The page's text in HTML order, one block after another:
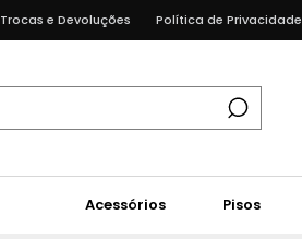
Trocas e Devoluções Política de Privacidade
Acessórios Pisos